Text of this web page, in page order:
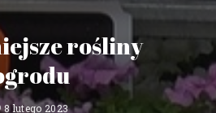
rośliny
8 lutego 2023